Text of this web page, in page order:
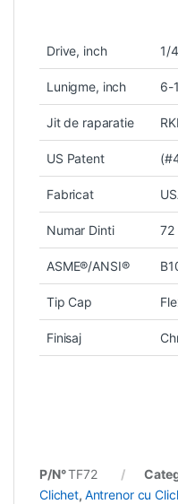
Drive, inch 1/4
Lunigme, inch 6-
Jit de raparatie
US Patent
Fabricat
Numar Dinti 72
ASME®/ANSI®
Tip Cap
Finisaj
P/N°TF72
Clichet, Antrenor cu